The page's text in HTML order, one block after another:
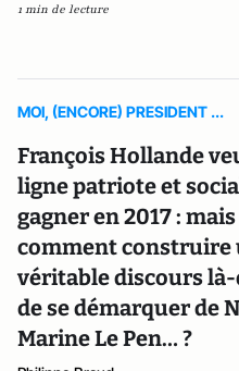
1 min de lecture
MOI, (ENCORE) PRESIDENT ...
François Hollande
ligne patriote et
gagner en 2017 : mais
comment construire
véritable discours
de se démarquer de
Marine Le Pen… ?